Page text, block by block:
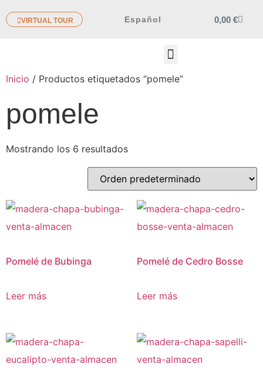
VIRTUAL TOUR Español 0,00 €
Inicio / Productos etiquetados “pomele”
pomele
Mostrando los 6 resultados
Pomelé de Bubinga
Leer más
Pomelé de Cedro Bosse
Leer más